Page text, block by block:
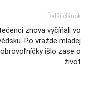
Ďalší článok
znova vyčíňali vo
Po vražde mladej
išlo zase o
život